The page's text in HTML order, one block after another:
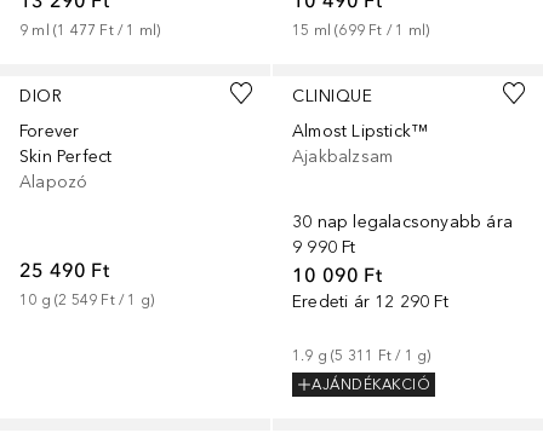
9 ml (1 477 Ft / 1 ml) 15 ml (699 Ft / 1 ml)
DIOR
Forever
Skin Perfect
Alapozó
25 490 Ft
10 g (2 549 Ft / 1 g)
+ 22
CLINIQUE
Almost Lipstick™
Ajakbalzsam
30 nap legalacsonyabb ára
9 990 Ft
10 090 Ft
Eredeti ár 12 290 Ft
1.9 g (5 311 Ft / 1 g)
AJÁNDÉKAKCIÓ